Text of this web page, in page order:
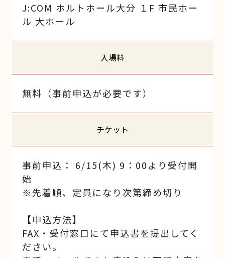
J:COM ホルトホール大分 １F 市民ホー
ル 大ホール
入場料
無料（事前申込が必要です）
チケット
事前申込： 6/15(木) 9：00より受付開
始
※先着順、定員になり次第締め切り
【申込方法】
FAX・受付窓口にて申込書を提出してく
ださい。